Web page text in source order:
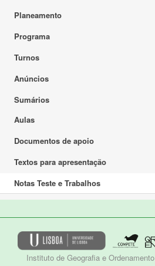
Planeamento
Programa
Turnos
Anúncios
Sumários
Aulas
Documentos de apoio
Textos para apresentação
Notas Teste e Trabalhos
Instituto de Geografia e